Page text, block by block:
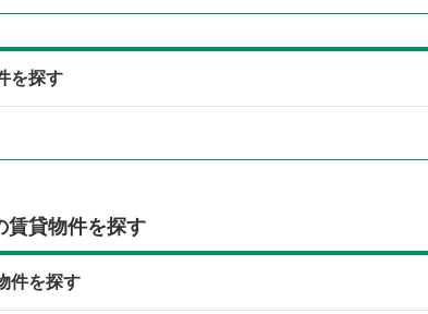
を探す
賃貸物件を探す
件を探す